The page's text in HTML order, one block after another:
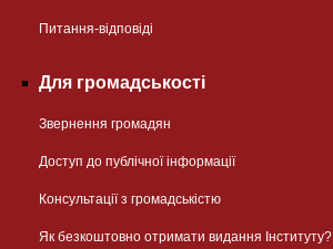
Питання-відповіді
Для громадськості
Звернення громадян
Доступ до публічної інформації
Консультації з громадськістю
Як безкоштовно отримати видання Інституту?